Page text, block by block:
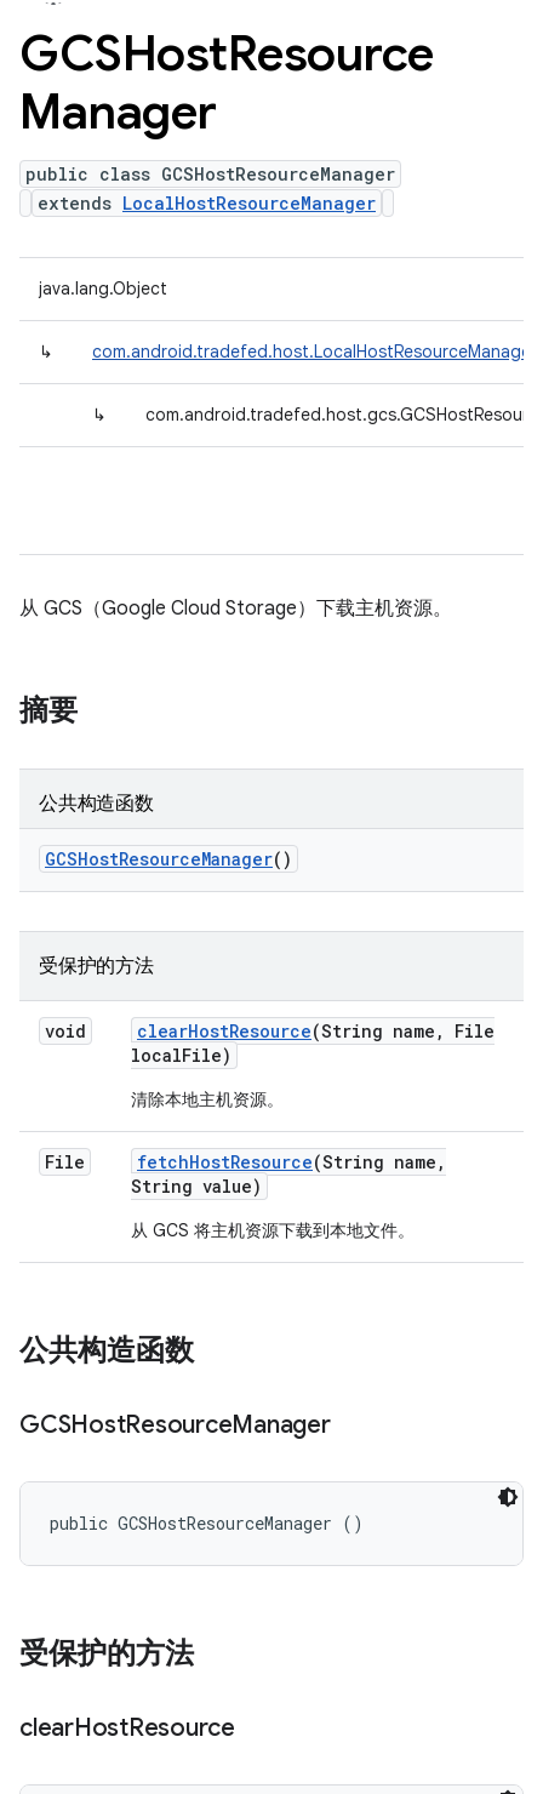
GCSHostResource
Manager
public class GCSHostResourceManager
extends LocalHostResourceManager
java.lang.Object
↳ com.android.tradefed.host.LocalHostResourceManager
↳
从 GCS（Google Cloud Storage）下载主机资源。
摘要
公共构造函数
GCSHostResourceManager()
受保护的方法
void clearHostResource(String name ,
File
localFile)
清除本地主机资源。
File fetchHostResource(String name ,
String value)
从 GCS 将主机资源下载到本地文件。
公共构造函数
GCSHostResourceManager
public GCSHostResourceManager ()
受保护的方法
clearHostResource